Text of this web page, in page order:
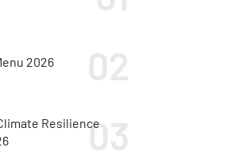
2026
Resilience